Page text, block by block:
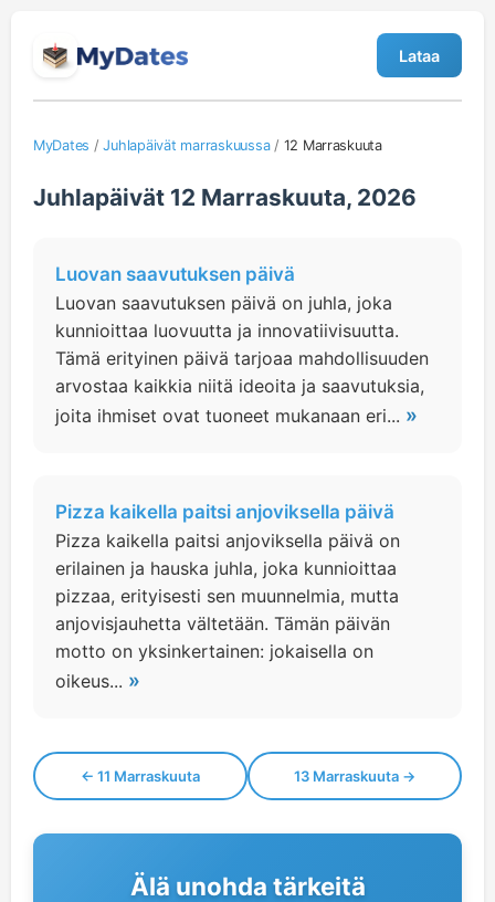
Lataa
MyDates /Juhlapäivät marraskuussa/ 12 Marraskuuta
Juhlapäivät 12 Marraskuuta, 2026
Luovan saavutuksen päivä
Luovan saavutuksen päivä on juhla, joka
kunnioittaa luovuutta ja innovatiivisuutta.
Tämä erityinen päivä tarjoaa mahdollisuuden
arvostaa kaikkia niitä ideoita ja saavutuksia,
joita ihmiset ovat tuoneet mukanaan eri... »
Pizza kaikella paitsi anjoviksella päivä
Pizza kaikella paitsi anjoviksella päivä on
erilainen ja hauska juhla, joka kunnioittaa
pizzaa, erityisesti sen muunnelmia, mutta
anjovisjauhetta vältetään. Tämän päivän
motto on yksinkertainen: jokaisella on
oikeus... »
← 11 Marraskuuta 13 Marraskuuta →
Älä unohda tärkeitä